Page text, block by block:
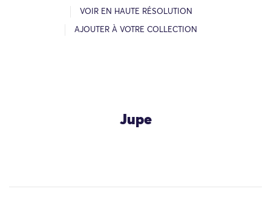
VOIR EN HAUTE RÉSOLUTION
AJOUTER À VOTRE COLLECTION
Jupe